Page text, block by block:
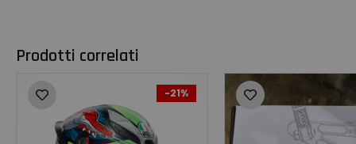
Prodotti correlati
-21%